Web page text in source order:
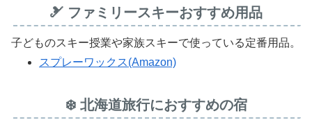
🎿 ファミリースキーおすすめ用品
子どものスキー授業や家族スキーで使っている定番用品。
スプレーワックス(Amazon)
❄️ 北海道旅行におすすめの宿